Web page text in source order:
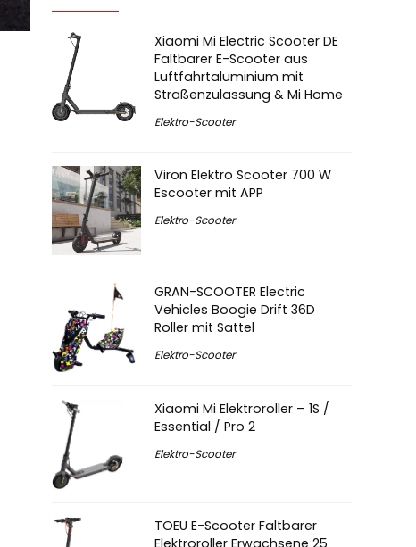
Xiaomi Mi Electric Scooter DE
Faltbarer E-Scooter aus
Luftfahrtaluminium mit
Straßenzulassung & Mi Home
Elektro-Scooter
Viron Elektro Scooter 700 W
Escooter mit APP
Elektro-Scooter
GRAN-SCOOTER Electric
Vehicles Boogie Drift 36D
Roller mit Sattel
Elektro-Scooter
Xiaomi Mi Elektroroller – 1S /
Essential / Pro 2
Elektro-Scooter
TOEU E-Scooter Faltbarer
Elektroroller Erwachsene 25